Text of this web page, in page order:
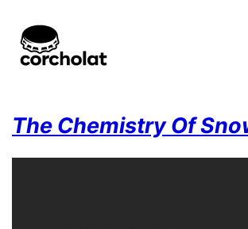
The Chemistry Of